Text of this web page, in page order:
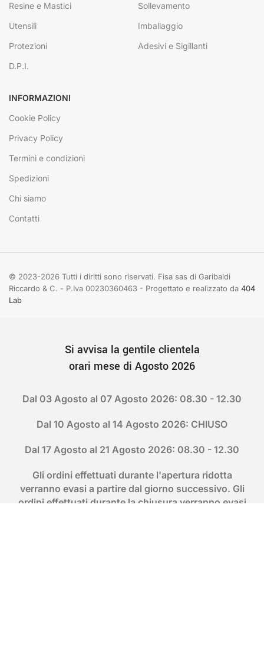
Resine e Mastici
Utensili
Protezioni
D.P.I.
Sollevamento
Imballaggio
Adesivi e Sigillanti
INFORMAZIONI
Cookie Policy
Privacy Policy
Termini e condizioni
Spedizioni
Chi siamo
Contatti
© 2023-2026 Tutti i diritti sono riservati. Fisa sas di Garibaldi
Riccardo & C. - P.Iva 00230360463 - Progettato e realizzato da 404
Lab
Si avvisa la gentile clientela
orari mese di Agosto 2026
Dal 03 Agosto al 07 Agosto 2026: 08.30 - 12.30
Dal 10 Agosto al 14 Agosto 2026: CHIUSO
Dal 17 Agosto al 21 Agosto 2026: 08.30 - 12.30
Gli ordini effettuati durante l'apertura ridotta
verranno evasi a partire dal giorno successivo. Gli
ordini effettuati durante la chiusura verranno evasi